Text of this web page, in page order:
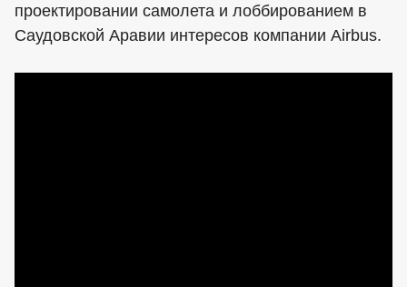
проектировании самолета и лоббированием в
Саудовской Аравии интересов компании Airbus.